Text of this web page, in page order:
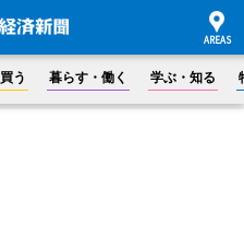
買う 暮らす・働く 学ぶ・知る